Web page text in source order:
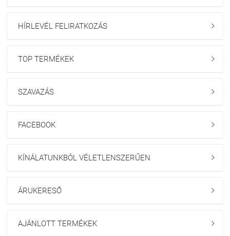
HÍRLEVÉL FELIRATKOZÁS 
TOP TERMÉKEK 
SZAVAZÁS 
FACEBOOK 
KÍNÁLATUNKBÓL VÉLETLENSZERŰEN 
ÁRUKERESŐ 
AJÁNLOTT TERMÉKEK 